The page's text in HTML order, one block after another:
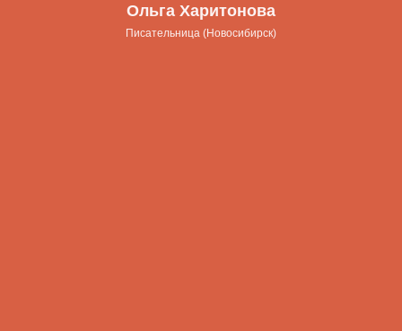
Ольга Харитонова
Писательница (Новосибирск)